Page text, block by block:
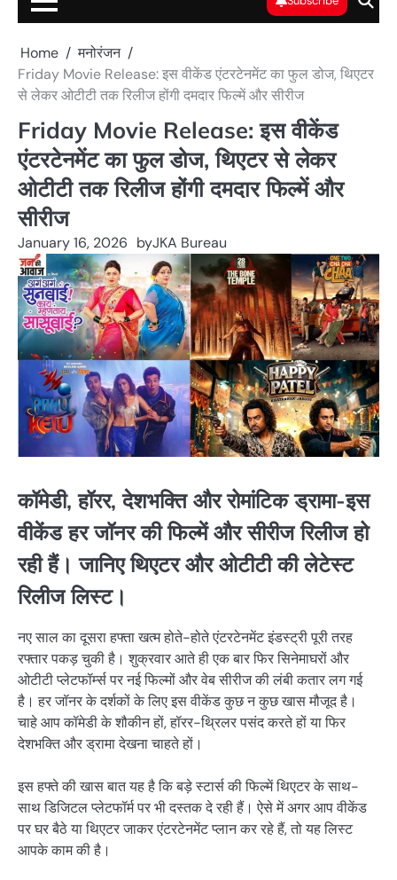
Home
मनोरंजन
Friday Movie Release: इस वीकेंड एंटरटेनमेंट का फुल डोज, थिएटर
से लेकर ओटीटी तक रिलीज होंगी दमदार फिल्में और सीरीज
Friday Movie Release: इस वीकेंड
एंटरटेनमेंट का फुल डोज, थिएटर से लेकर
ओटीटी तक रिलीज होंगी दमदार फिल्में और
सीरीज
January 16, 2026 byJKA Bureau
कॉमेडी, हॉरर, देशभक्ति और रोमांटिक ड्रामा-इस
वीकेंड हर जॉनर की फिल्में और सीरीज रिलीज हो
रही हैं। जानिए थिएटर और ओटीटी की लेटेस्ट
रिलीज लिस्ट।
नए साल का दूसरा हफ्ता खत्म होते-होते एंटरटेनमेंट इंडस्ट्री पूरी तरह
रफ्तार पकड़ चुकी है। शुक्रवार आते ही एक बार फिर सिनेमाघरों और
ओटीटी प्लेटफॉर्म्स पर नई फिल्मों और वेब सीरीज की लंबी कतार लग गई
है। हर जॉनर के दर्शकों के लिए इस वीकेंड कुछ न कुछ खास मौजूद है।
चाहे आप कॉमेडी के शौकीन हों, हॉरर-थ्रिलर पसंद करते हों या फिर
देशभक्ति और ड्रामा देखना चाहते हों।
इस हफ्ते की खास बात यह है कि बड़े स्टार्स की फिल्में थिएटर के साथ-
साथ डिजिटल प्लेटफॉर्म पर भी दस्तक दे रही हैं। ऐसे में अगर आप वीकेंड
पर घर बैठे या थिएटर जाकर एंटरटेनमेंट प्लान कर रहे हैं, तो यह लिस्ट
आपके काम की है।